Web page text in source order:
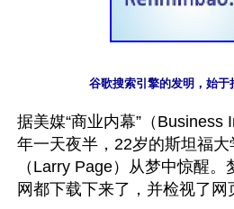
据美媒“商业内幕”（Business
年一天夜半，22岁的斯坦福大
（Larry Page）从梦中惊醒
网都下载下来了，并检视了网